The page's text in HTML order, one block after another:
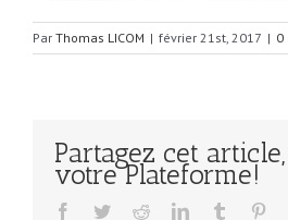
Par Thomas LICOM | février 21st, 2017 | 0
Partagez cet
votre Plateforme!
Facebook
TwitterRedditLinkedInTumblr